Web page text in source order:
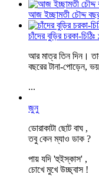
আজ ইচ্ছামতী চৌদ্দ
চাঁদের বুড়ির চরকা-
আর মাত্র তিন দিন।
বছরের টানা-পোড়েন,
...
জুনু
ডোরাকাটা ছোট বাঘ ,
তবু কেন ম্যাও ডাক ?
পায় যদি 'হুইস্কাস' ,
চোখে মুখে উচ্ছ্বাস !